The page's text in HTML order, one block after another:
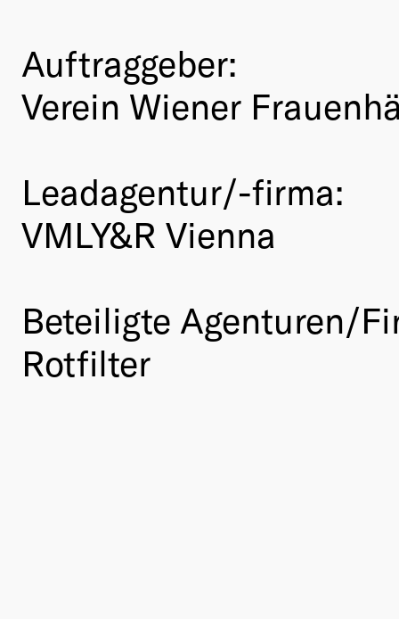
Auftraggeber:
Verein Wiener
Leadagentur/-firma:
VMLY&R Vienna
Beteiligte Agenturen/
Rotfilter